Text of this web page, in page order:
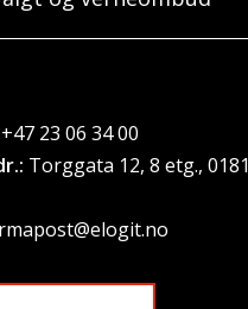
+47 23 06 34 00
Torggata 12, 8 etg., 0181